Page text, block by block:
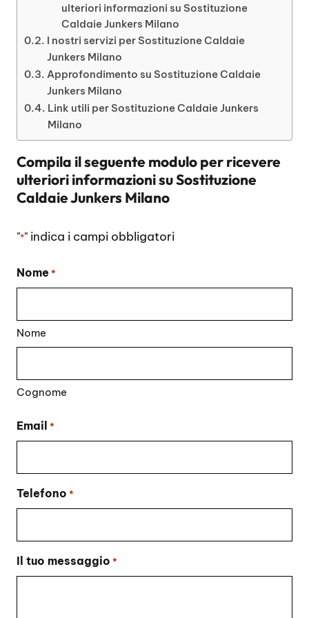
ulteriori informazioni su Sostituzione
Caldaie Junkers Milano
I nostri servizi per Sostituzione Caldaie
Junkers Milano
Approfondimento su Sostituzione Caldaie
Junkers Milano
Link utili per Sostituzione Caldaie Junkers
Milano
Compila il seguente modulo per ricevere
ulteriori informazioni suSostituzione
Caldaie Junkers Milano
"*" indica i campi obbligatori
Nome *
Nome
Cognome
Email *
Telefono *
Il tuo messaggio *